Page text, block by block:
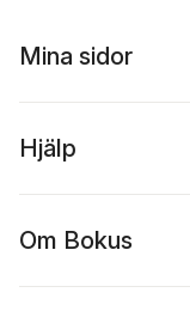
Mina sidor
Hjälp
Om Bokus